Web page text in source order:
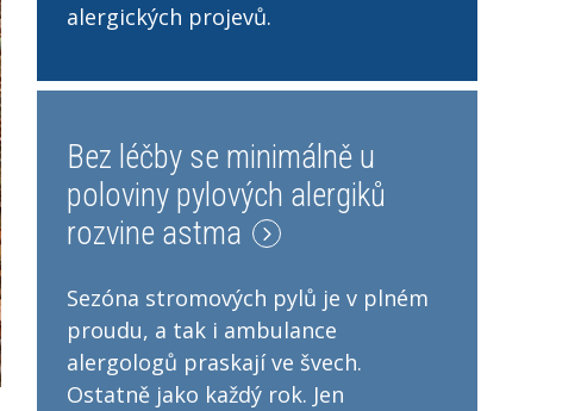
alergických projevů.
Bez léčby se minimálně u
poloviny pylových alergiků
rozvine astma
Sezóna stromových pylů je v plném
proudu, a tak i ambulance
alergologů praskají ve švech.
Ostatně jako každý rok. Jen